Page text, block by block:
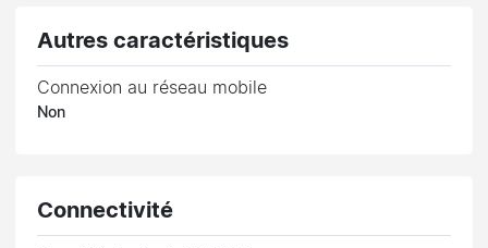
Autres caractéristiques
Connexion au réseau mobile
Non
Connectivité